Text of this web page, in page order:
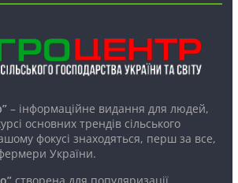
– інформаційне видання для людей,
основних трендів сільського
фокусі знаходяться, перш за все,
України.